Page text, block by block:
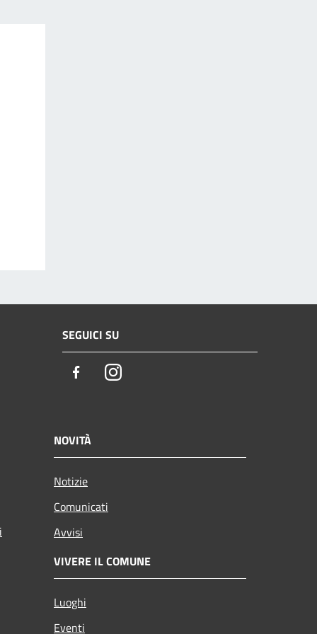
SEGUICI SU
FacebookInstagram
NOVITÀ
Notizie
Comunicati
Avvisi
VIVERE IL COMUNE
Luoghi
Eventi